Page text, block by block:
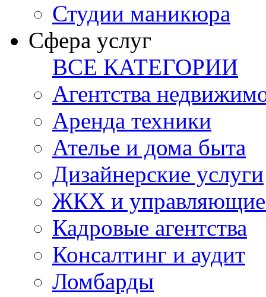
Студии маникюра
Сфера услуг
ВСЕ КАТЕГОРИИ
Агентства
Аренда техники
Ателье и дома быта
Дизайнерские услуги
ЖКХ и управляющие
Кадровые агентства
Консалтинг и аудит
Ломбарды